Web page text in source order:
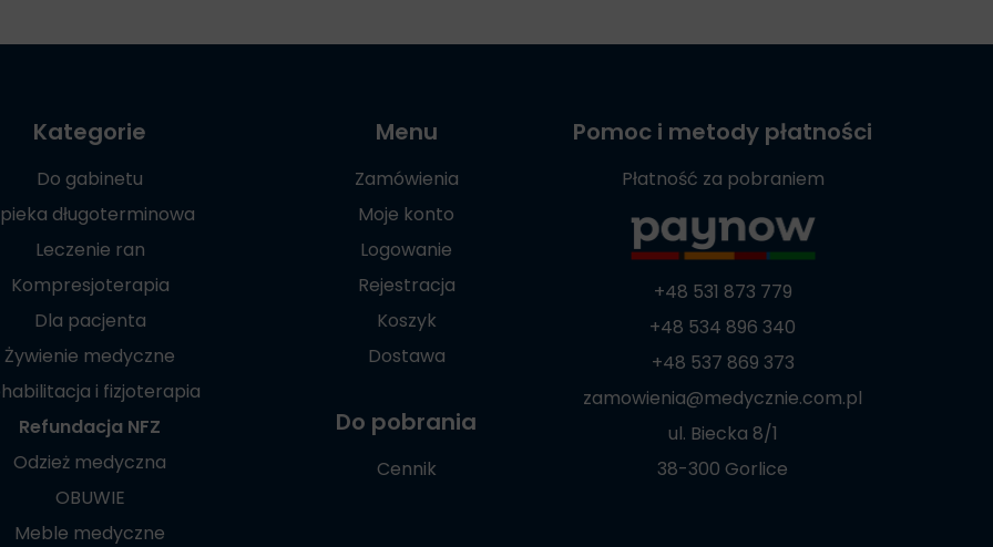
Kategorie
Do gabinetu
długoterminowa
Leczenie ran
Kompresjoterapia
Dla pacjenta
Żywienie medyczne
i fizjoterapia
Refundacja NFZ
Odzież medyczna
OBUWIE
Meble medyczne
Menu
Zamówienia
Moje konto
Logowanie
Rejestracja
Koszyk
Dostawa
Do pobrania
Cennik
Pomoc i metody płatności
Płatność za pobraniem
+48 531 873 779
+48 534 896 340
+48 537 869 373
zamowienia@medycznie.com.pl
ul. Biecka 8/1
38-300 Gorlice